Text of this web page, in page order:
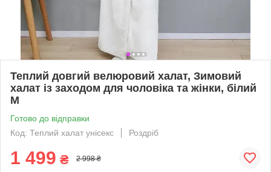
Теплий довгий велюровий халат, Зимовий
халат із заходом для чоловіка та жінки, білий
M
Готово до відправки
Код: Теплий халат унісекс
Роздріб
1 499 ₴ 2 998 ₴